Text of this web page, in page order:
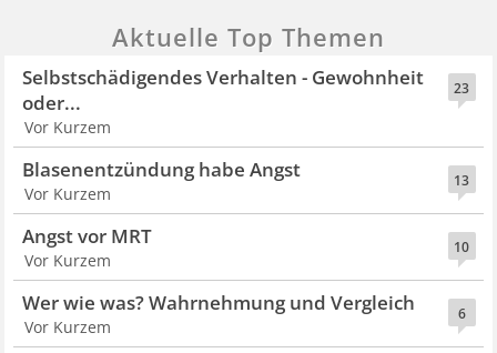
Aktuelle Top Themen
23
Selbstschädigendes Verhalten - Gewohnheit
oder...
Vor Kurzem
13
Blasenentzündung habe Angst
Vor Kurzem
10
Angst vor MRT
Vor Kurzem
6
Wer wie was? Wahrnehmung und Vergleich
Vor Kurzem